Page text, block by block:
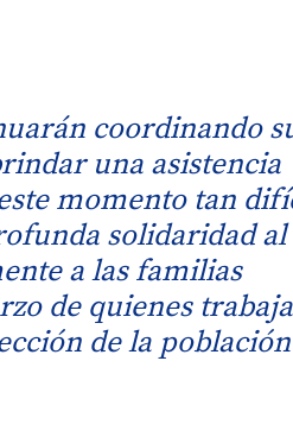
coordinando
una asistencia
momento tan
solidaridad al
a las familias
de quienes
de la